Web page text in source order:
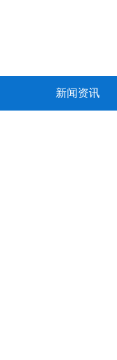
新闻资讯